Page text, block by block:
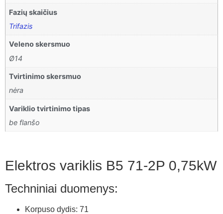
Fazių skaičius
Trifazis
Veleno skersmuo
Ø14
Tvirtinimo skersmuo
nėra
Variklio tvirtinimo tipas
be flanšo
Elektros variklis B5 71-2P 0,75kW
Techniniai duomenys:
Korpuso dydis: 71